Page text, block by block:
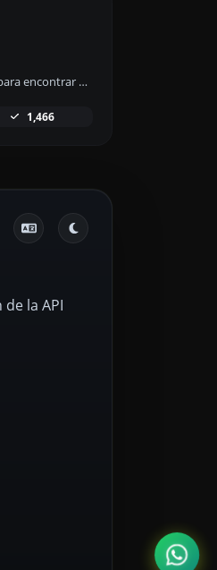
Realiza búsquedas inversas de IP para encontrar dominios o anfitriones asociados a cualquier dirección IP.
1,466
la API